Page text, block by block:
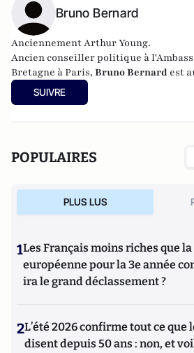
Bruno Bernard
Anciennement Arthur Young.
Ancien conseiller politique à
Bretagne à Paris, Bruno Bernard est
adjoint de cabinet à la mairie du
Paris.
SUIVRE
POPULAIRES
PLUS LUS
1Les Français moins riches que
européenne pour la 3e année
ira le grand déclassement ?
2L’été 2026 confirme tout ce que
disent depuis 50 ans : non, et